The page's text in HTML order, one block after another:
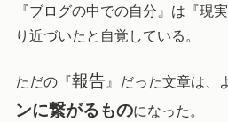
『ブログの中での自分』は『現
り近づいたと自覚している。
ただの『報告』だった文章は、
ンに繋がるものになった。